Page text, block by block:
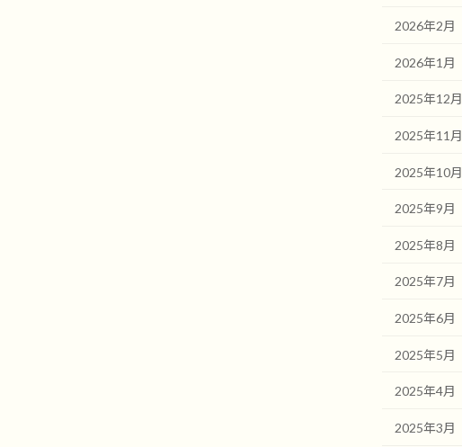
2026年2月
2026年1月
2025年12月
2025年11月
2025年10月
2025年9月
2025年8月
2025年7月
2025年6月
2025年5月
2025年4月
2025年3月